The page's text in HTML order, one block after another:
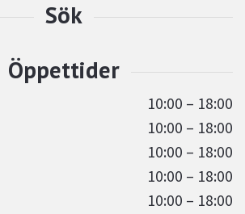
10:00 – 18:00
10:00 – 18:00
10:00 – 18:00
10:00 – 18:00
10:00 – 18:00